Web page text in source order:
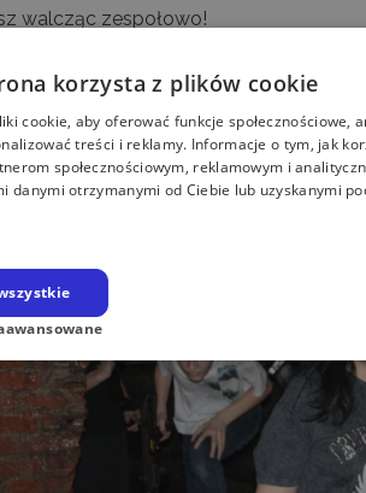
walcząc zespołowo!
korzysta z plików cookie
cookie, aby oferować funkcje społecznościowe,
treści i reklamy. Informacje o tym, jak
społecznościowym, reklamowym i
danymi otrzymanymi od Ciebie lub uzyskanymi